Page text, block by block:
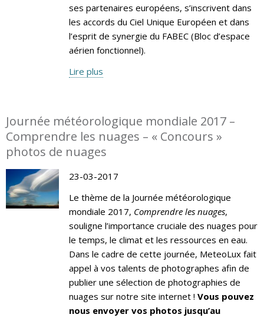
ses partenaires européens, s’inscrivent dans
les accords du Ciel Unique Européen et dans
l’esprit de synergie du FABEC (Bloc d’espace
aérien fonctionnel).
Lire plus
Journée météorologique mondiale 2017 –
Comprendre les nuages – « Concours »
photos de nuages
23-03-2017
Le thème de la Journée météorologique
mondiale 2017, Comprendre les nuages,
souligne l’importance cruciale des nuages pour
le temps, le climat et les ressources en eau.
Dans le cadre de cette journée, MeteoLux fait
appel à vos talents de photographes afin de
publier une sélection de photographies de
nuages sur notre site internet ! Vous pouvez
nous envoyer vos photos jusqu’au